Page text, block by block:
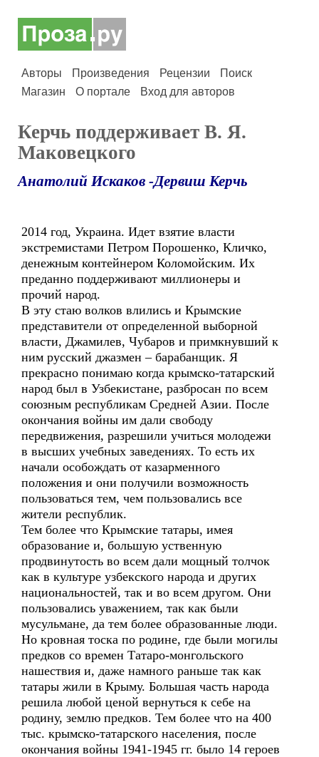
Авторы Произведения Рецензии
Поиск
Магазин
О портале Вход для авторов
Керчь поддерживает В. Я.
Маковецкого
Анатолий Искаков -Дервиш Керчь
2014 год, Украина. Идет взятие власти
экстремистами Петром Порошенко, Кличко,
денежным контейнером Коломойским. Их
преданно поддерживают миллионеры и
прочий народ.
В эту стаю волков влились и Крымские
представители от определенной выборной
власти, Джамилев, Чубаров и примкнувший к
ним русский джазмен – барабанщик. Я
прекрасно понимаю когда крымско-татарский
народ был в Узбекистане, разбросан по всем
союзным республикам Средней Азии. После
окончания войны им дали свободу
передвижения, разрешили учиться молодежи
в высших учебных заведениях. То есть их
начали особождать от казарменного
положения и они получили возможность
пользоваться тем, чем пользовались все
жители республик.
Тем более что Крымские татары, имея
образование и, большую уственную
продвинутость во всем дали мощный толчок
как в культуре узбекского народа и других
национальностей, так и во всем другом. Они
пользовались уважением, так как были
мусульмане, да тем более образованные люди.
Но кровная тоска по родине, где были могилы
предков со времен Татаро-монгольского
нашествия и, даже намного раньше так как
татары жили в Крыму. Большая часть народа
решила любой ценой вернуться к себе на
родину, землю предков. Тем более что на 400
тыс. крымско-татарского населения, после
окончания войны 1941-1945 гг. было 14 героев